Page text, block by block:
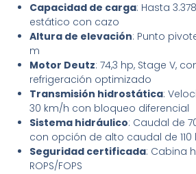
Capacidad de carga: Hasta
estático con cazo
Altura de elevación: Punto
m
Motor Deutz: 74,3 hp, Stage V,
refrigeración optimizado
Transmisión hidrostática:
30 km/h con bloqueo diferencial
Sistema hidráulico: Caudal de
con opción de alto caudal de 110
Seguridad certificada: Cabina
ROPS/FOPS